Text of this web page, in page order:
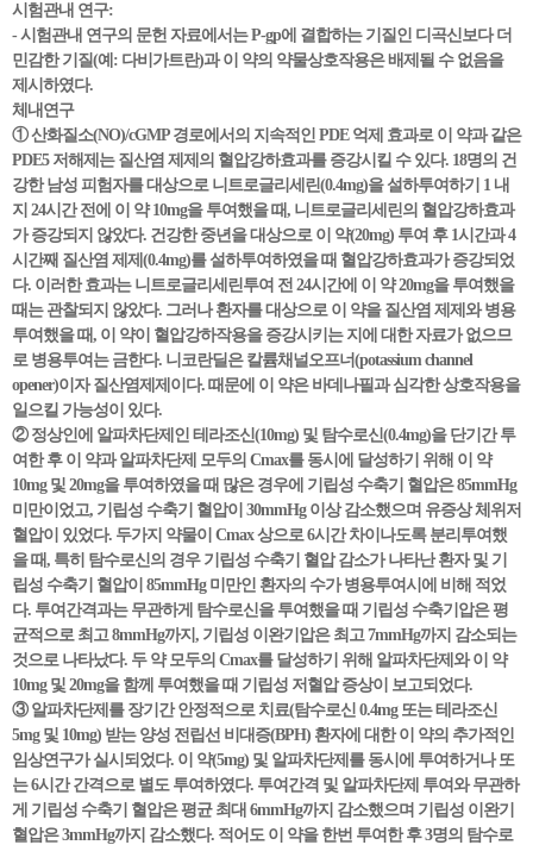
시험관내 연구:
- 시험관내 연구의 문헌 자료에서는 P-gp에 결합하는 기질인 디곡신보다 더
민감한 기질(예: 다비가트란)과 이 약의 약물상호작용은 배제될 수 없음을
제시하였다.
체내연구
① 산화질소(NO)/cGMP 경로에서의 지속적인 PDE 억제 효과로 이 약과 같은
PDE5 저해제는 질산염 제제의 혈압강하효과를 증강시킬 수 있다. 18명의 건
강한 남성 피험자를 대상으로 니트로글리세린(0.4mg)을 설하투여하기 1 내
지 24시간 전에 이 약 10mg을 투여했을 때, 니트로글리세린의 혈압강하효과
가 증강되지 않았다. 건강한 중년을 대상으로 이 약(20mg) 투여 후 1시간과 4
시간째 질산염 제제(0.4mg)를 설하투여하였을 때 혈압강하효과가 증강되었
다. 이러한 효과는 니트로글리세린투여 전 24시간에 이 약 20mg을 투여했을
때는 관찰되지 않았다. 그러나 환자를 대상으로 이 약을 질산염 제제와 병용
투여했을 때, 이 약이 혈압강하작용을 증강시키는 지에 대한 자료가 없으므
로 병용투여는 금한다. 니코란딜은 칼륨채널오프너(potassium channel
opener)이자 질산염제제이다. 때문에 이 약은 바데나필과 심각한 상호작용을
일으킬 가능성이 있다.
② 정상인에 알파차단제인 테라조신(10mg) 및 탐수로신(0.4mg)을 단기간 투
여한 후 이 약과 알파차단제 모두의 Cmax를 동시에 달성하기 위해 이 약
10mg 및 20mg을 투여하였을 때 많은 경우에 기립성 수축기 혈압은 85mmHg
미만이었고, 기립성 수축기 혈압이 30mmHg 이상 감소했으며 유증상 체위저
혈압이 있었다. 두가지 약물이 Cmax 상으로 6시간 차이나도록 분리투여했
을 때, 특히 탐수로신의 경우 기립성 수축기 혈압 감소가 나타난 환자 및 기
립성 수축기 혈압이 85mmHg 미만인 환자의 수가 병용투여시에 비해 적었
다. 투여간격과는 무관하게 탐수로신을 투여했을 때 기립성 수축기압은 평
균적으로 최고 8mmHg까지, 기립성 이완기압은 최고 7mmHg까지 감소되는
것으로 나타났다. 두 약 모두의 Cmax를 달성하기 위해 알파차단제와 이 약
10mg 및 20mg을 함께 투여했을 때 기립성 저혈압 증상이 보고되었다.
③ 알파차단제를 장기간 안정적으로 치료(탐수로신 0.4mg 또는 테라조신
5mg 및 10mg) 받는 양성 전립선 비대증(BPH) 환자에 대한 이 약의 추가적인
임상연구가 실시되었다. 이 약(5mg) 및 알파차단제를 동시에 투여하거나 또
는 6시간 간격으로 별도 투여하였다. 투여간격 및 알파차단제 투여와 무관하
게 기립성 수축기 혈압은 평균 최대 6mmHg까지 감소했으며 기립성 이완기
혈압은 3mmHg까지 감소했다. 적어도 이 약을 한번 투여한 후 3명의 탐수로